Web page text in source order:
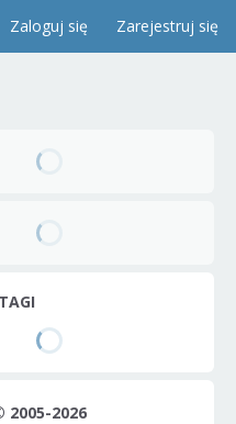
Zaloguj się Zarejestruj się
2005-2026